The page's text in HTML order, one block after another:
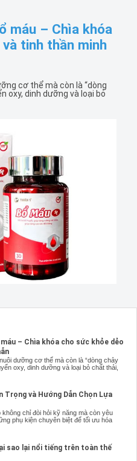
máu – Chìa khóa
tinh thần minh
cơ thể mà còn là “dòng
oxy, dinh dưỡng và loại bỏ
– Chìa khóa cho sức khỏe dẻo
dưỡng cơ thể mà còn là “dòng chảy
oxy, dinh dưỡng và loại bỏ chất thải,
Trọng và Hướng Dẫn Chọn Lựa
không chỉ đòi hỏi kỹ năng mà còn yêu
phụ kiện chuyên biệt để tối ưu hóa
sao lại nổi tiếng trên toàn thế